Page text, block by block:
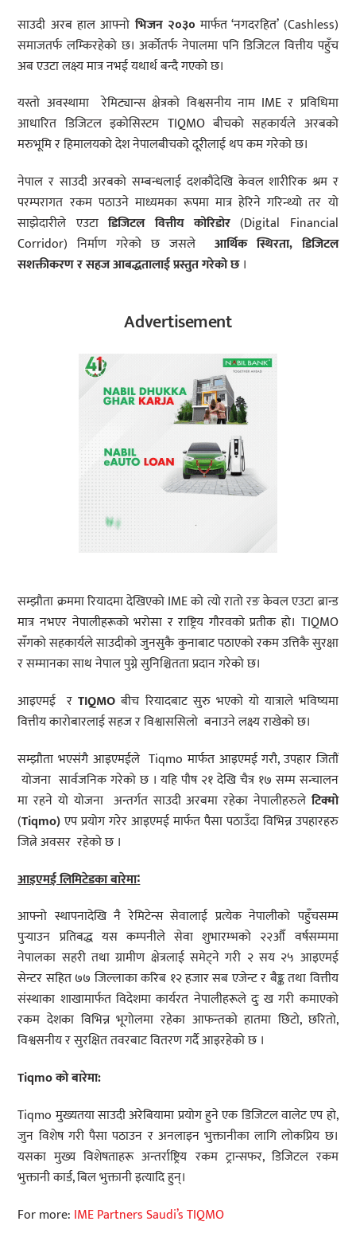
साउदी अरब हाल आफ्नोभिजन २०३० मार्फत ‘नगदरहित’ (Cashless)
समाजतर्फ लम्किरहेको छ। अर्कोतर्फ नेपालमा पनि डिजिटल वित्तीय पहुँच
अब एउटा लक्ष्य मात्र नभई यथार्थ बन्दै गएको छ।
यस्तो अवस्थामा रेमिट्यान्स क्षेत्रको विश्वसनीय नाम IME र प्रविधिमा
आधारित डिजिटल इकोसिस्टम TIQMO बीचको सहकार्यले अरबको
मरुभूमि र हिमालयको देश नेपालबीचको दूरीलाई थप कम गरेको छ।
नेपाल र साउदी अरबको सम्बन्धलाई दशकौंदेखि केवल शारीरिक श्रम र
परम्परागत रकम पठाउने माध्यमका रूपमा मात्र हेरिने गरिन्थ्यो तर यो
साझेदारीले एउटाडिजिटल वित्तीय कोरिडोर(Digital Financial
Corridor) निर्माण गरेको छ जसले आर्थिक स्थिरता, डिजिटल
सशक्तीकरण र सहज आबद्धतालाई प्रस्तुत गरेको छ।
Advertisement
सम्झौता क्रममा रियादमा देखिएको IME को त्यो रातो रङ केवल एउटा ब्रान्ड
मात्र नभएर नेपालीहरूको भरोसा र राष्ट्रिय गौरवको प्रतीक हो। TIQMO
सँगको सहकार्यले साउदीको जुनसुकै कुनाबाट पठाएको रकम उत्तिकै सुरक्षा
र सम्मानका साथ नेपाल पुग्ने सुनिश्चितता प्रदान गरेको छ।
आइएमई रTIQMO बीच रियादबाट सुरु भएको यो यात्राले भविष्यमा
वित्तीय कारोबारलाई सहज र विश्वाससिलो बनाउने लक्ष्य राखेको छ।
सम्झौता भएसंगै आइएमईले Tiqmo मार्फत आइएमई गरौ, उपहार जितौं
योजना सार्वजनिक गरेको छ । यहि पौष २१ देखि चैत्र १७ सम्म सन्चालन
मा रहने यो योजना अन्तर्गत साउदी अरबमा रहेका नेपालीहरुलेटिक्मो
(Tiqmo)एप प्रयोग गरेर आइएमई मार्फत पैसा पठाउँदा विभिन्न उपहारहरु
जित्ने अवसर रहेको छ ।
आइएमई लिमिटेडका बारेमा∶
आफ्नो स्थापनादेखि नै रेमिटेन्स सेवालाई प्रत्येक नेपालीको पहुँचसम्म
पुर्‍याउन प्रतिबद्ध यस कम्पनीले सेवा शुभारम्भको २२औँ वर्षसम्ममा
नेपालका सहरी तथा ग्रामीण क्षेत्रलाई समेट्ने गरी २ सय २५ आइएमई
सेन्टर सहित ७७ जिल्लाका करिब १२ हजार सब एजेन्ट र बैङ्क तथा वित्तीय
संस्थाका शाखामार्फत विदेशमा कार्यरत नेपालीहरूले दुः ख गरी कमाएको
रकम देशका विभिन्न भूगोलमा रहेका आफन्तको हातमा छिटो, छरितो,
विश्वसनीय र सुरक्षित तवरबाट वितरण गर्दै आइरहेको छ ।
Tiqmoको बारेमा:
Tiqmo मुख्यतया साउदी अरेबियामा प्रयोग हुने एक डिजिटल वालेट एप हो,
जुन विशेष गरी पैसा पठाउन र अनलाइन भुक्तानीका लागि लोकप्रिय छ।
यसका मुख्य विशेषताहरू अन्तर्राष्ट्रिय रकम ट्रान्सफर, डिजिटल रकम
भुक्तानी कार्ड, बिल भुक्तानी इत्यादि हुन्।
For more: IME Partners Saudi’s TIQMO